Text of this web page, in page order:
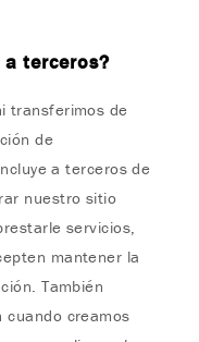
terceros?
transferimos de
de
a terceros de
nuestro sitio
servicios,
mantener la
También
cuando creamos